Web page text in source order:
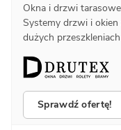
Okna i drzwi tarasowe
Systemy drzwi i
dużych
Sprawdź ofertę!